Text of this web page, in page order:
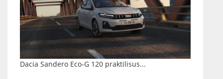
Dacia Sandero Eco-G 120 praktilisus...